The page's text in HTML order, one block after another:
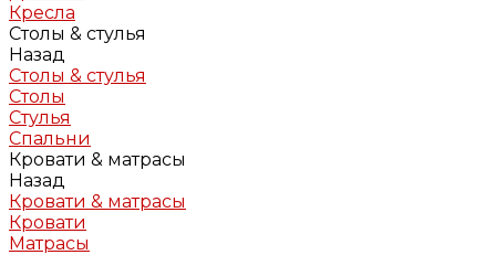
Кресла
Столы & стулья
Назад
Столы & стулья
Столы
Стулья
Спальни
Кровати & матрасы
Назад
Кровати & матрасы
Кровати
Матрасы